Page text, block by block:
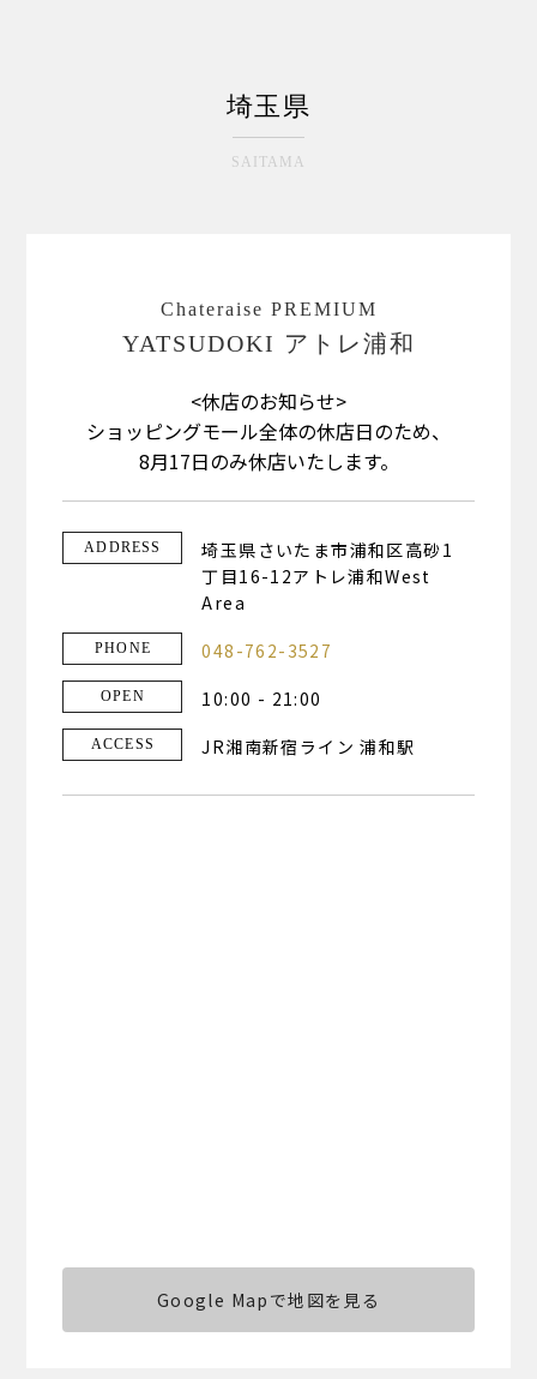
埼玉県
SAITAMA
Chateraise PREMIUM
YATSUDOKI アトレ浦和
<休店のお知らせ>
ショッピングモール全体の休店日のため、
8月17日のみ休店いたします。
ADDRESS
埼玉県さいたま市浦和区高砂1
丁目16-12アトレ浦和West
Area
PHONE 048-762-3527
OPEN 10:00 - 21:00
ACCESS JR湘南新宿ライン 浦和駅
Google Mapで地図を見る